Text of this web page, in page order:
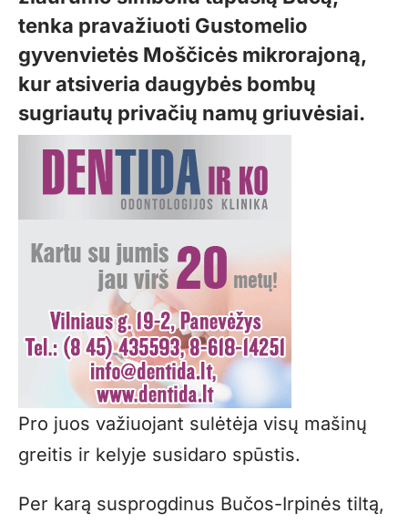
tenka pravažiuoti Gustomelio
gyvenvietės Moščicės mikrorajoną,
kur atsiveria daugybės bombų
sugriautų privačių namų griuvėsiai.
Pro juos važiuojant sulėtėja visų mašinų
greitis ir kelyje susidaro spūstis.
Per karą susprogdinus Bučos-Irpinės tiltą,